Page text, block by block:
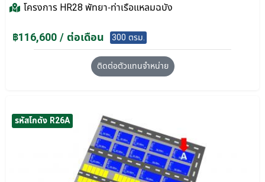
โครงการ HR28 พัทยา-ท่าเรือแหลมฉบัง
฿116,600 / ต่อเดือน 300 ตรม.
ติดต่อตัวแทนจำหน่าย
รหัสโกดัง R26A